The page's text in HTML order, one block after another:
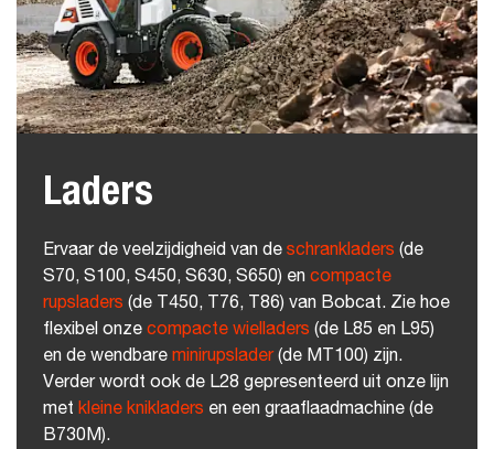
Laders
Ervaar de veelzijdigheid van de schrankladers (de
S70, S100, S450, S630, S650) en compacte
rupsladers (de T450, T76, T86) van Bobcat. Zie hoe
flexibel onze compacte wielladers (de L85 en L95)
en de wendbare minirupslader(de MT100) zijn.
Verder wordt ook de L28 gepresenteerd uit onze lijn
met kleine knikladers en een graaflaadmachine (de
B730M).